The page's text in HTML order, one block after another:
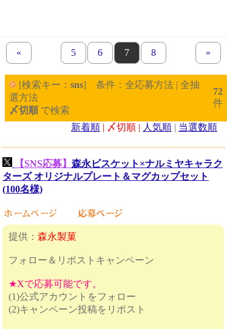
« previous set of pages
page
5 page
6 page
7 page
8 next
»
[検索キー： sns] 条件：全応募方法 | 全抽
選方法
〆切順 で検索
72
件
新着順 | 〆切順 | 人気順 | 当選数順
【SNS応募】 森永ビスケット×ナルミヤキャラク
ターズ​ オリジナルプレート＆マグカップセット
(100名様)
提供： 森永製菓
フォロー＆リポストキャンペーン
★Xで応募可能です。
(1)公式アカウントをフォロー
(2)キャンペーン投稿をリポスト